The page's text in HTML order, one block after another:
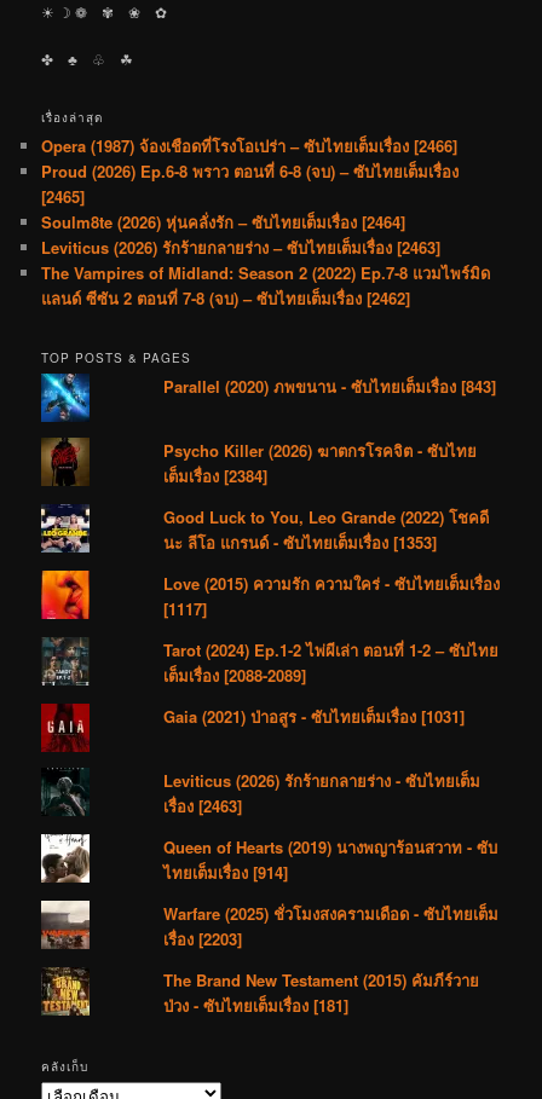
☀︎ ☽ ❁ ✾ ❀ ✿
✤ ♣︎ ♧ ☘︎
เรื่องล่าสุด
Opera (1987) จ้องเชือดที่โรงโอเปร่า – ซับไทยเต็มเรื่อง [2466]
Proud (2026) Ep.6-8 พราว ตอนที่ 6-8 (จบ) – ซับไทยเต็มเรื่อง
[2465]
Soulm8te (2026) หุ่นคลั่งรัก – ซับไทยเต็มเรื่อง [2464]
Leviticus (2026) รักร้ายกลายร่าง – ซับไทยเต็มเรื่อง [2463]
The Vampires of Midland: Season 2 (2022) Ep.7-8 แวมไพร์มิด
แลนด์ ซีซัน 2 ตอนที่ 7-8 (จบ) – ซับไทยเต็มเรื่อง [2462]
TOP POSTS & PAGES
Parallel (2020) ภพขนาน - ซับไทยเต็มเรื่อง [843]
Psycho Killer (2026) ฆาตกรโรคจิต - ซับไทย
เต็มเรื่อง [2384]
Good Luck to You, Leo Grande (2022) โชคดี
นะ ลีโอ แกรนด์ - ซับไทยเต็มเรื่อง [1353]
Love (2015) ความรัก ความใคร่ - ซับไทยเต็มเรื่อง
[1117]
Tarot (2024) Ep.1-2 ไพ่ผีเล่า ตอนที่ 1-2 – ซับไทย
เต็มเรื่อง [2088-2089]
Gaia (2021) ป่าอสูร - ซับไทยเต็มเรื่อง [1031]
Leviticus (2026) รักร้ายกลายร่าง - ซับไทยเต็ม
เรื่อง [2463]
Queen of Hearts (2019) นางพญาร้อนสวาท - ซับ
ไทยเต็มเรื่อง [914]
Warfare (2025) ชั่วโมงสงครามเดือด - ซับไทยเต็ม
เรื่อง [2203]
The Brand New Testament (2015) คัมภีร์วาย
ป่วง - ซับไทยเต็มเรื่อง [181]
คลังเก็บ
คลัง